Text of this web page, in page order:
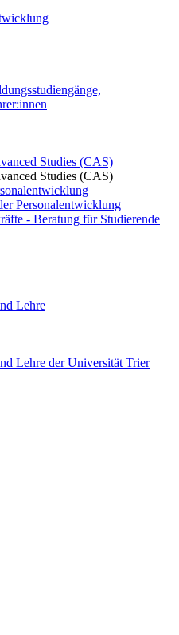
Studies (CAS)
Studies (CAS)
Personalentwicklung
- Beratung für Studierende
Lehre
Lehre der Universität Trier